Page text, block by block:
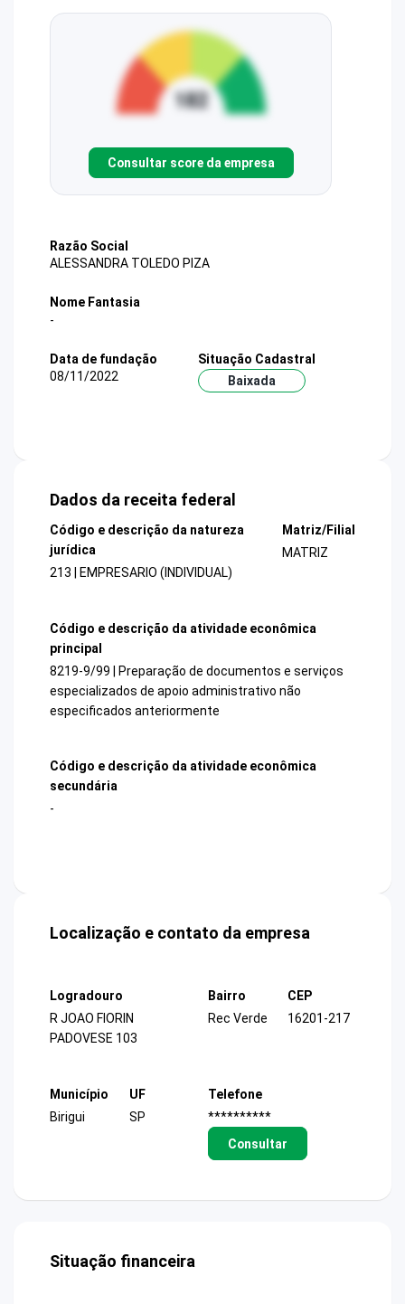
Consultar score da empresa
Razão Social
ALESSANDRA TOLEDO PIZA
Nome Fantasia
-
Data de fundação
08/11/2022
Situação Cadastral
Baixada
Dados da receita federal
Código e descrição da natureza
jurídica
213 | EMPRESARIO (INDIVIDUAL)
Matriz/Filial
MATRIZ
Código e descrição da atividade econômica
principal
8219-9/99 | Preparação de documentos e serviços
especializados de apoio administrativo não
especificados anteriormente
Código e descrição da atividade econômica
secundária
-
Localização e contato da empresa
Logradouro
R JOAO FIORIN
PADOVESE 103
Bairro
Rec Verde
CEP
16201-217
Município
Birigui
UF
SP
Telefone
**********
Consultar
Situação financeira